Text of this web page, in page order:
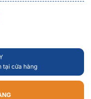
tại cửa hàng